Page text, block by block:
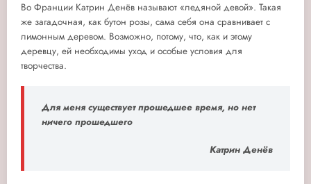
Во Франции Катрин Денёв называют «ледяной девой». Такая
же загадочная, как бутон розы, сама себя она сравнивает с
лимонным деревом. Возможно, потому, что, как и этому
деревцу, ей необходимы уход и особые условия для
творчества.
Для меня существует прошедшее время, но нет
ничего прошедшего
Катрин Денёв